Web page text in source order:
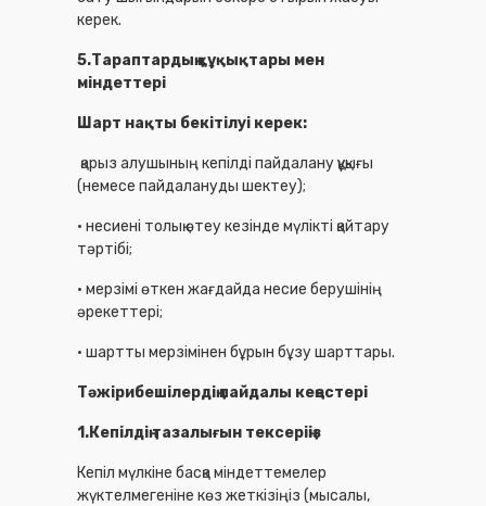
керек.
5.Тараптардың құқықтары мен
міндеттері
Шарт нақты бекітілуі керек:
қарыз алушының кепілді пайдалану құқығы
(немесе пайдалануды шектеу);
• несиені толық өтеу кезінде мүлікті қайтару
тәртібі;
• мерзімі өткен жағдайда несие берушінің
әрекеттері;
• шартты мерзімінен бұрын бұзу шарттары.
Тәжірибешілердің пайдалы кеңестері
1.Кепілдің тазалығын тексеріңіз
Кепіл мүлкіне басқа міндеттемелер
жүктелмегеніне көз жеткізіңіз (мысалы,